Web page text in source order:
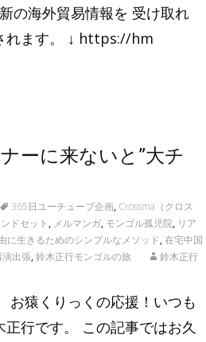
の海外貿易情報を 受け取れ
れます。 ↓ https://hm
ーに来ないと”大チ
365日ユーチューブ企画, Crossma（クロス
ドセット , メルマンガ, モンゴル孤児院, リア
に生きるためのシンプルなメソッド,在宅中国
演出張,鈴木正行モンゴルの旅 鈴木正行
猿くりっくの応援！いつも
行です。 この記事ではお久